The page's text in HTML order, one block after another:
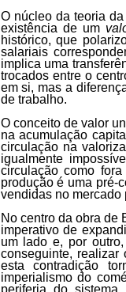
O núcleo da teoria
existência de um
histórico, que
salariais
implica uma
trocados entre o
em si, mas a
de trabalho.
O conceito de valor
na acumulação
circulação na
igualmente
circulação como
produção é uma pré-
vendidas no mercado
No centro da obra de
imperativo de
um lado e, por
conseguinte, realizar
esta contradição
imperialismo do
periferia do